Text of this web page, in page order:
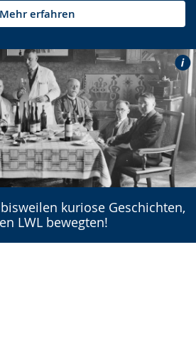
Mehr erfahren
kuriose Geschichten,
LWL bewegten!